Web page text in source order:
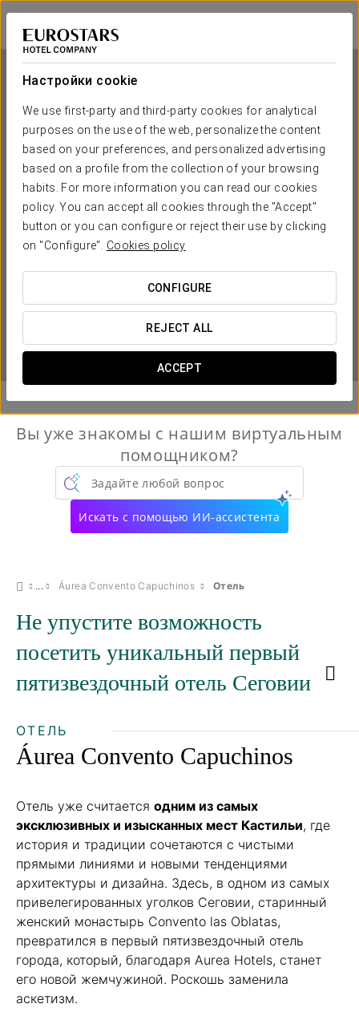
Настройки cookie
We use first-party and third-party cookies for analytical
purposes on the use of the web, personalize the content
based on your preferences, and personalized advertising
based on a profile from the collection of your browsing
habits. For more information you can read our cookies
policy. You can accept all cookies through the "Accept"
button or you can configure or reject their use by clicking
on "Configure". Cookies policy
CONFIGURE
REJECT ALL
ACCEPT
Áurea Convento Capuchinos
СЕГОВИЯ
Áurea Convento Capuchinos
СЕГОВИЯ
 
Вы уже знакомы с нашим виртуальным
помощником?
Задайте любой вопрос
Искать с помощью ИИ-ассистента
Áurea Convento Capuchinos Отель
Не упустите возможность
посетить уникальный первый
пятизвездочный отель Сеговии
ОТЕЛЬ
Áurea Convento Capuchinos
Отель уже считается одним из самых
эксклюзивных и изысканных мест Кастильи, где
история и традиции сочетаются с чистыми
прямыми линиями и новыми тенденциями
архитектуры и дизайна. Здесь, в одном из самых
привелегированных уголков Сеговии, старинный
женский монастырь Convento las Oblatas,
превратился в первый пятизвездочный отель
города, который, благодаря Aurea Hotels, станет
его новой жемчужиной. Роскошь заменила
аскетизм.